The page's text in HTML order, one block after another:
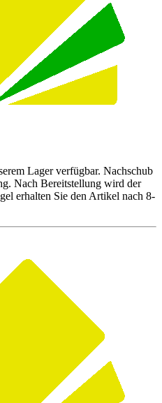
Lager verfügbar. Nachschub
Nach Bereitstellung wird der
erhalten Sie den Artikel nach 8-